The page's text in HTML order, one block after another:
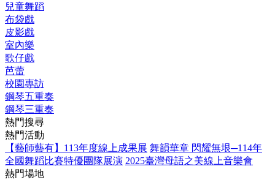
兒童舞蹈
布袋戲
皮影戲
室內樂
歌仔戲
芭蕾
校園專訪
鋼琴五重奏
鋼琴三重奏
熱門搜尋
熱門活動
【藝師藝有】113年度線上成果展 舞韻華章 閃耀無垠─114年
全國舞蹈比賽特優團隊展演 2025臺灣母語之美線上音樂會
熱門場地